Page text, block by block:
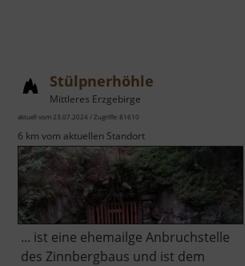
Stülpnerhöhle
Mittleres Erzgebirge
aktuell vom 23.07.2024 / Zugriffe: 81610
6 km vom aktuellen Standort
... ist eine ehemailge Anbruchstelle
des Zinnbergbaus und ist dem